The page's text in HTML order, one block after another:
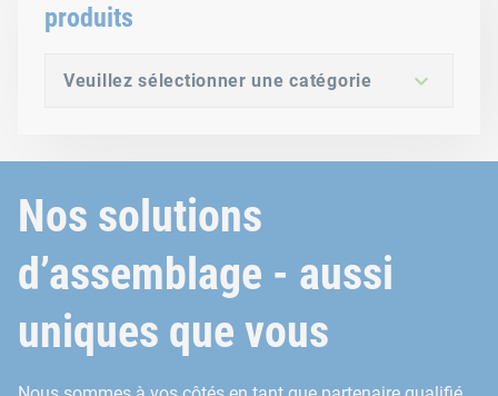
produits
Veuillez sélectionner une catégorie
Nos solutions
d’assemblage - aussi
uniques que vous